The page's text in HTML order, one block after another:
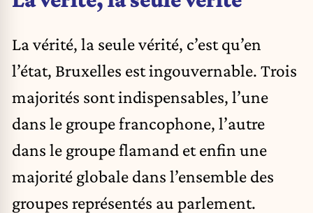
La vérité, la seule vérité, c’est qu’en
l’état, Bruxelles est ingouvernable. Trois
majorités sont indispensables, l’une
dans le groupe francophone, l’autre
dans le groupe flamand et enfin une
majorité globale dans l’ensemble des
groupes représentés au parlement.